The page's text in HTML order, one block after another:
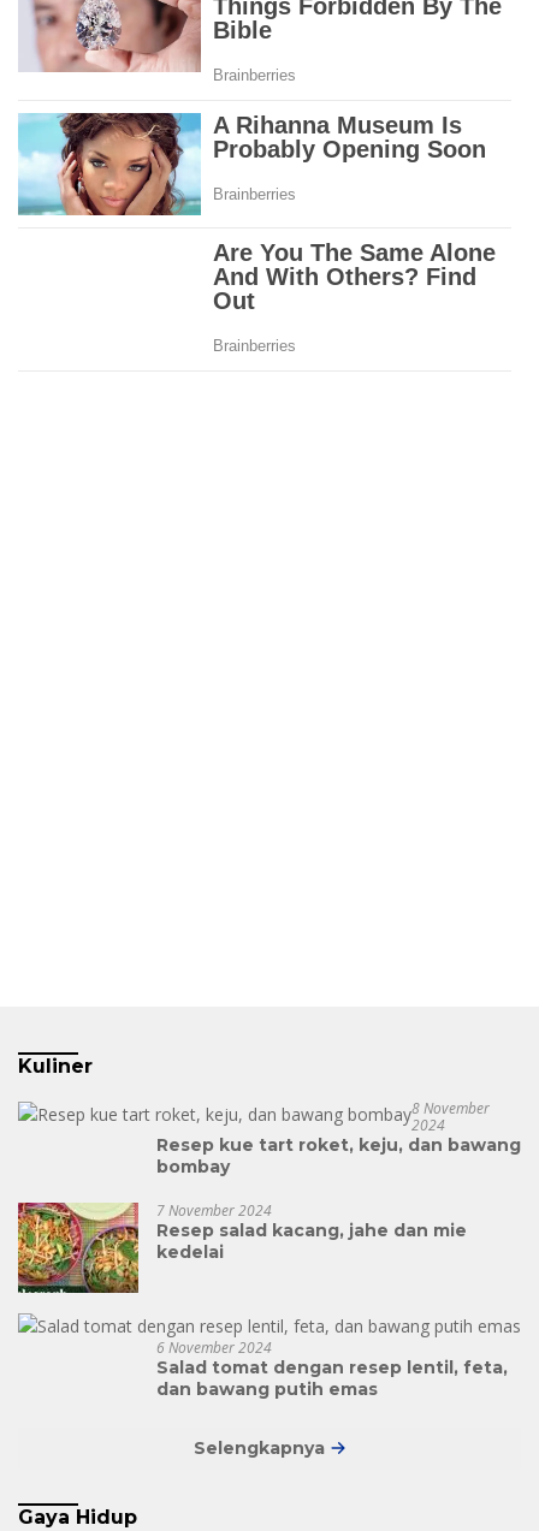
Kuliner
8 November
2024
Resep kue tart roket, keju, dan bawang
bombay
7 November 2024
Resep salad kacang, jahe dan mie
kedelai
6 November 2024
Salad tomat dengan resep lentil, feta,
dan bawang putih emas
Selengkapnya
Gaya Hidup